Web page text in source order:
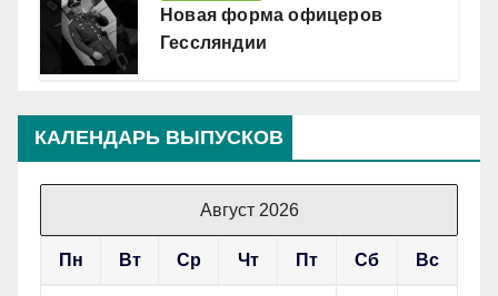
Новая форма офицеров
Гессляндии
КАЛЕНДАРЬ ВЫПУСКОВ
Август 2026
Пн Вт Ср Чт Пт Сб Вс